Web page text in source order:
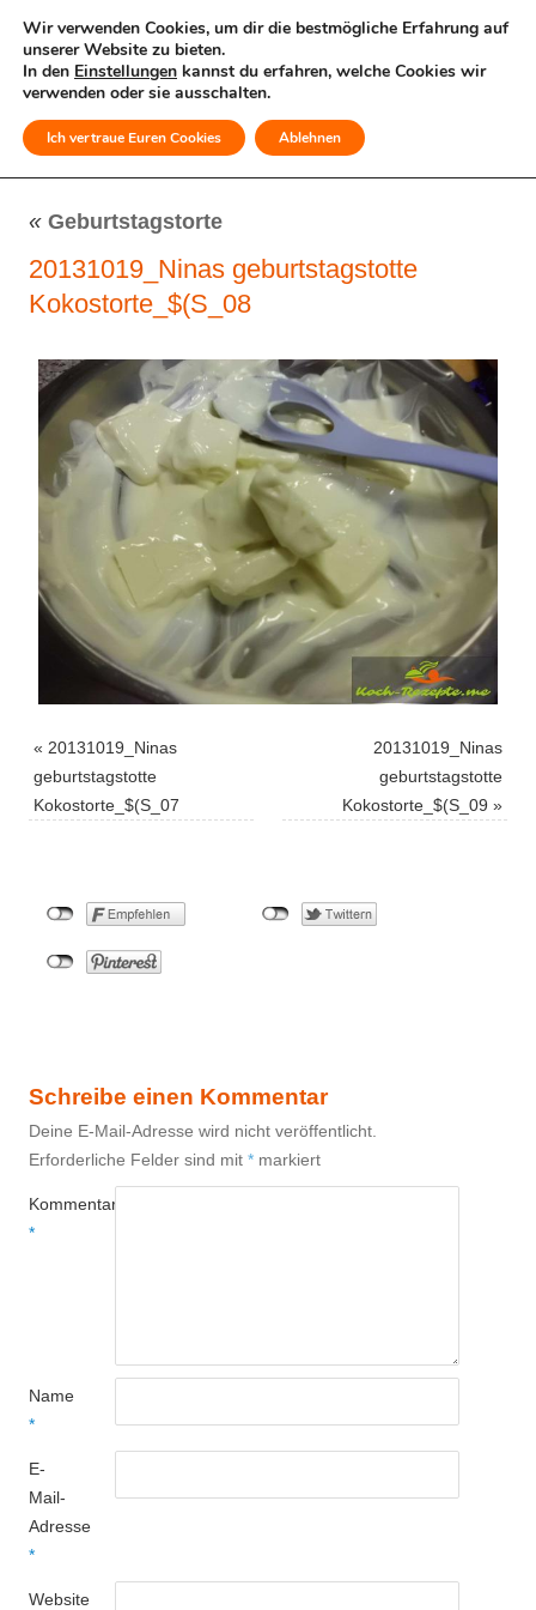
MENÜ
« Geburtstagstorte
20131019_Ninas geburtstagstotte
Kokostorte_$(S_08
« 20131019_Ninas
geburtstagstotte
Kokostorte_$(S_07
20131019_Ninas
geburtstagstotte
Kokostorte_$(S_09 »
Schreibe einen Kommentar
Deine E-Mail-Adresse wird nicht veröffentlicht.
Erforderliche Felder sind mit * markiert
Kommentar
*
Name
*
E-
Mail-
Adresse
*
Website
Wir verwenden Cookies, um dir die bestmögliche Erfahrung auf
unserer Website zu bieten.
In den Einstellungen kannst du erfahren, welche Cookies wir
verwenden oder sie ausschalten.
Ich vertraue Euren Cookies Ablehnen